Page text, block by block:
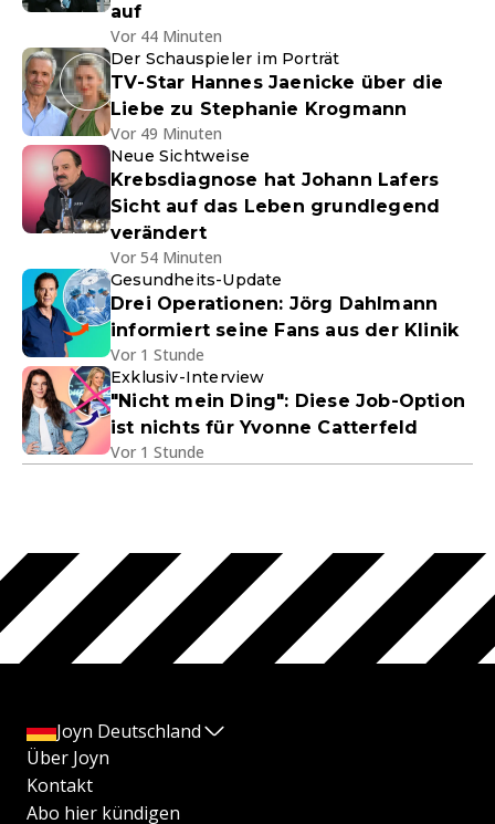
auf
Vor 44 Minuten
Der Schauspieler im Porträt
TV-Star Hannes Jaenicke über die
Liebe zu Stephanie Krogmann
Vor 49 Minuten
Neue Sichtweise
Krebsdiagnose hat Johann Lafers
Sicht auf das Leben grundlegend
verändert
Vor 54 Minuten
Gesundheits-Update
Drei Operationen: Jörg Dahlmann
informiert seine Fans aus der Klinik
Vor 1 Stunde
Exklusiv-Interview
"Nicht mein Ding": Diese Job-Option
ist nichts für Yvonne Catterfeld
Vor 1 Stunde
Joyn Deutschland
Über Joyn
Kontakt
Abo hier kündigen